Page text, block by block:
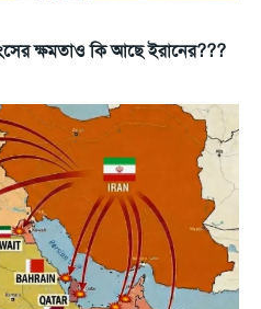
ক্ষমতাও কি আছে ইরানের???